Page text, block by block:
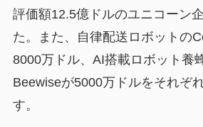
評価額12.5億ドルのユニコーン
た。また、自律配送ロボットの
8000万ドル、AI搭載ロボット養
Beewiseが5000万ドルをそれぞ
す。